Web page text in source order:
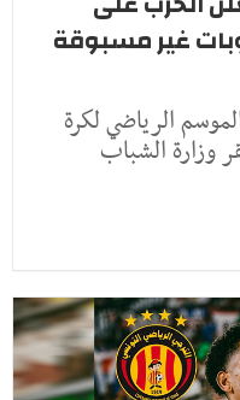
غير مسبوقة
الرياضي لكرة
مقر وزارة الشباب